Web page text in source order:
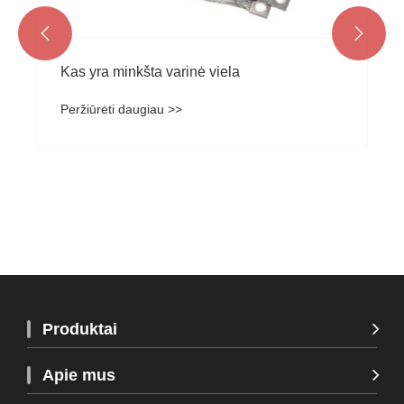
Kas yra minkšta varinė viela
Peržiūrėti daugiau >>
 
Produktai
Apie mus